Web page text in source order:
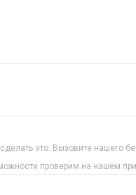
это. Вызовите нашего
проверим на нашем